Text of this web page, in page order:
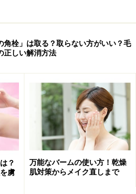
。まるで保湿美容液でケアしたよ
ちた洗い上がりに大満足。ドクタ
しい処方で、揺らいだ肌にも安心
ます。
角栓」は取る？取らない方がいい？毛
正しい解消方法
？
虜
万能なバームの使い方！乾燥
肌対策からメイク直しまで